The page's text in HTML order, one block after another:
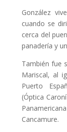
González
cuando se
cerca del
panadería y
También fue
Mariscal, al
Puerto
(Óptica
Cancamure.